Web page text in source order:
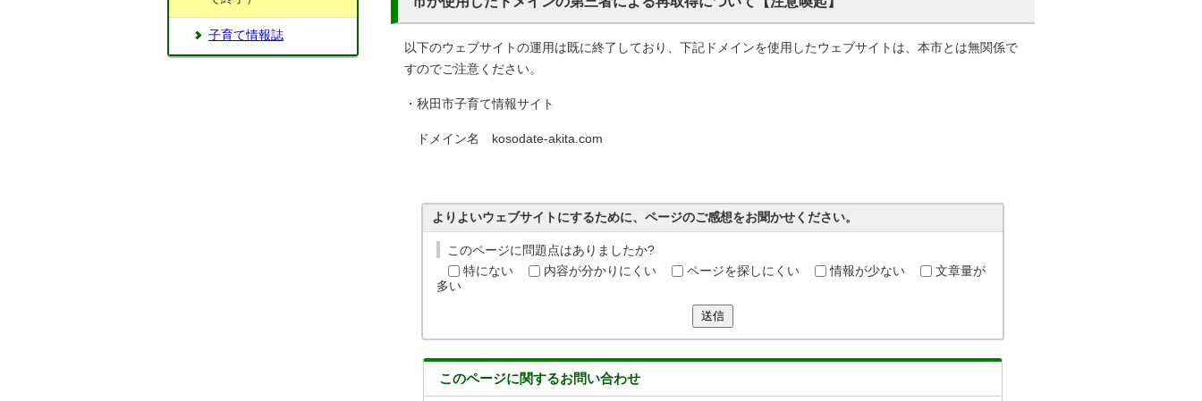
以下のウェブサイトの運用は既に終了しており、下記ドメインを使用したウェブサイトは、本市とは無関係で
すのでご注意ください。
・秋田市子育て情報サイト
ドメイン名 kosodate-akita.com
よりよいウェブサイトにするために、ページのご感想をお聞かせください。
このページに問題点はありましたか?
特にない
内容が分かりにくい ページを探しにくい 情報が少ない
文章量が
多い
送信
このページに関するお問い合わせ
子育て情報誌